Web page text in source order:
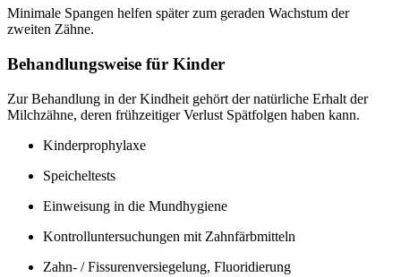
Minimale Spangen helfen später zum geraden Wachstum der
zweiten Zähne.
Behandlungsweise für Kinder
Zur Behandlung in der Kindheit gehört der natürliche Erhalt der
Milchzähne, deren frühzeitiger Verlust Spätfolgen haben kann.
Kinderprophylaxe
Speicheltests
Einweisung in die Mundhygiene
Kontrolluntersuchungen mit Zahnfärbmitteln
Zahn- / Fissurenversiegelung, Fluoridierung